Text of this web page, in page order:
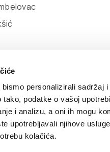
personalizirali sadržaj
podatke o vašoj
i analizu, a oni ih mogu
upotrebljavali njihove
kolačića.
Developed by: Nove vibracije